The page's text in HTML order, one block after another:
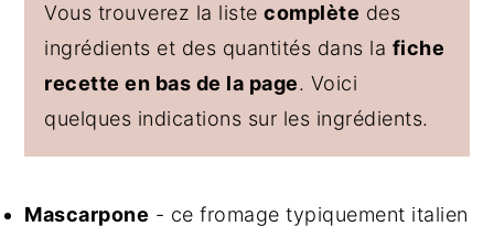
Vous trouverez la listecomplète des
ingrédients et des quantités dans la fiche
recette en bas de la page. Voici
quelques indications sur les ingrédients.
Mascarpone - ce fromage typiquement italien